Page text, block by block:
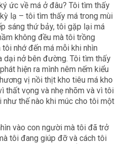
ức về má ở đâu? Tôi tìm thấy
lạ – tôi tìm thấy má trong mùi
sáng thứ bảy, tôi gặp lại má
không đều mà tôi trồng
nhớ đến má mỗi khi nhìn
dại nở bên đường. Tôi tìm thấy
hiện ra mình nêm nếm kiểu
vị nồi thịt kho tiêu má kho
thất vọng và nhẹ nhõm và vì tôi
như thế nào khi múc cho tôi một
vào con người mà tôi đã trở
tôi đang giúp đỡ và cách tôi